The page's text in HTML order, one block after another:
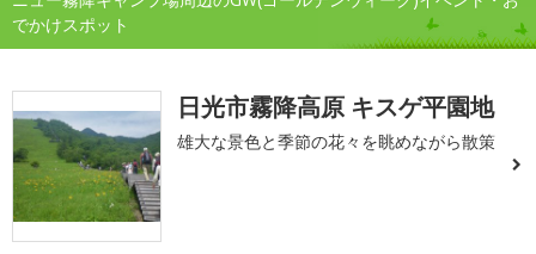
でかけスポット
日光市霧降高原 キスゲ平園地
雄大な景色と季節の花々を眺めながら散策